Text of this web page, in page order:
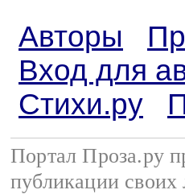
Авторы
Вход для
Стихи.ру
Портал Проза.ру
публикации своих